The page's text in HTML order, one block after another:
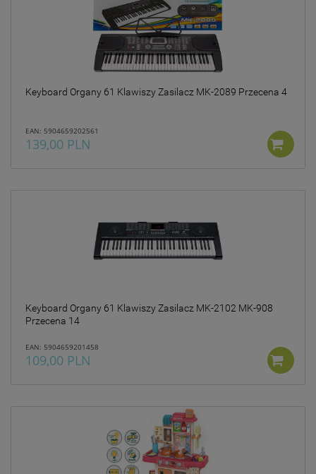
Keyboard Organy 61 Klawiszy Zasilacz MK-2089 Przecena 4
EAN: 5904659202561
139,00 PLN
Keyboard Organy 61 Klawiszy Zasilacz MK-2102 MK-908
Przecena 14
EAN: 5904659201458
109,00 PLN